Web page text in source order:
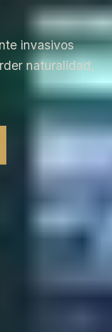
invasivos
naturalidad,